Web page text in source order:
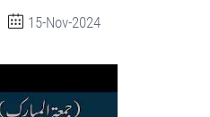
15-Nov-2024